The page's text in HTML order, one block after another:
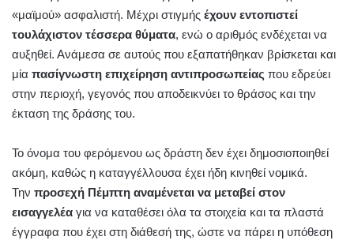
«μαϊμού» ασφαλιστή. Μέχρι στιγμής έχουν εντοπιστεί
τουλάχιστον τέσσερα θύματα, ενώ ο αριθμός ενδέχεται να
αυξηθεί. Ανάμεσα σε αυτούς που εξαπατήθηκαν βρίσκεται και
μία πασίγνωστη επιχείρηση αντιπροσωπείας που εδρεύει
στην περιοχή, γεγονός που αποδεικνύει το θράσος και την
έκταση της δράσης του.
Το όνομα του φερόμενου ως δράστη δεν έχει δημοσιοποιηθεί
ακόμη, καθώς η καταγγέλλουσα έχει ήδη κινηθεί νομικά.
Την προσεχή Πέμπτη αναμένεται να μεταβεί στον
εισαγγελέα για να καταθέσει όλα τα στοιχεία και τα πλαστά
έγγραφα που έχει στη διάθεσή της, ώστε να πάρει η υπόθεση